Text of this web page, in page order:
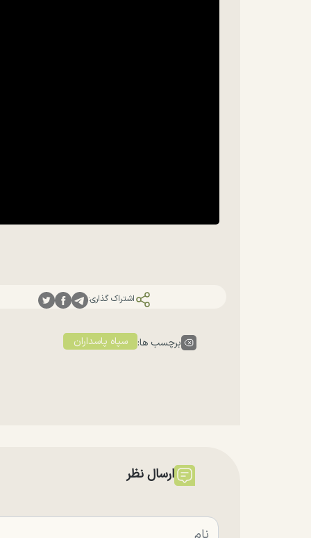
اشتراک گذاری:
برچسب ها: سپاه پاسداران
ارسال نظر